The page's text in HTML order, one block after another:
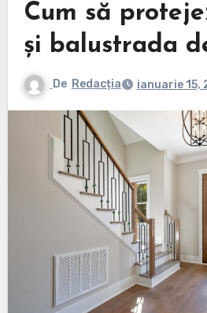
Cum să
și balustrada
De Redacția ianuarie 15,